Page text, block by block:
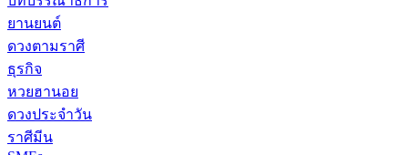
ยานยนต์
ดวงตามราศี
ธุรกิจ
หวยฮานอย
ดวงประจำวัน
ราศีมีน